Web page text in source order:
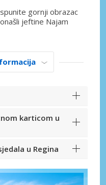
gornji obrazac
jeftine Najam
karticom u
u Regina